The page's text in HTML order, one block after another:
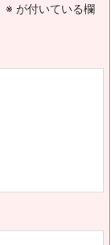
※ が付いている欄